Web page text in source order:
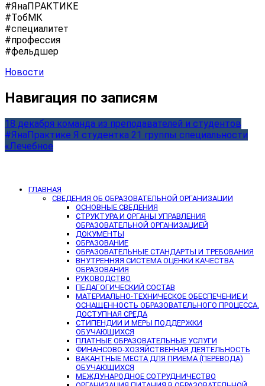
#ЯнаПРАКТИКЕ
#ТобМК
#специалитет
#профессия
#фельдшер
Новости
Навигация по записям
18 декабря команда из преподавателей и студентов
#ЯнаПрактике Я студентка 21 группы специальности
«Лечебное
ГЛАВНАЯ
СВЕДЕНИЯ ОБ ОБРАЗОВАТЕЛЬНОЙ ОРГАНИЗАЦИИ
ОСНОВНЫЕ СВЕДЕНИЯ
СТРУКТУРА И ОРГАНЫ УПРАВЛЕНИЯ
ОБРАЗОВАТЕЛЬНОЙ ОРГАНИЗАЦИЕЙ
ДОКУМЕНТЫ
ОБРАЗОВАНИЕ
ОБРАЗОВАТЕЛЬНЫЕ СТАНДАРТЫ И ТРЕБОВАНИЯ
ВНУТРЕННЯЯ СИСТЕМА ОЦЕНКИ КАЧЕСТВА
ОБРАЗОВАНИЯ
РУКОВОДСТВО
ПЕДАГОГИЧЕСКИЙ СОСТАВ
МАТЕРИАЛЬНО-ТЕХНИЧЕСКОЕ ОБЕСПЕЧЕНИЕ И
ОСНАЩЕННОСТЬ ОБРАЗОВАТЕЛЬНОГО ПРОЦЕССА.
ДОСТУПНАЯ СРЕДА
СТИПЕНДИИ И МЕРЫ ПОДДЕРЖКИ
ОБУЧАЮЩИХСЯ
ПЛАТНЫЕ ОБРАЗОВАТЕЛЬНЫЕ УСЛУГИ
ФИНАНСОВО-ХОЗЯЙСТВЕННАЯ ДЕЯТЕЛЬНОСТЬ
ВАКАНТНЫЕ МЕСТА ДЛЯ ПРИЕМА (ПЕРЕВОДА)
ОБУЧАЮЩИХСЯ
МЕЖДУНАРОДНОЕ СОТРУДНИЧЕСТВО